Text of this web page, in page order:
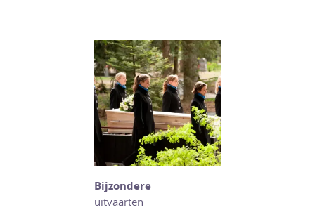
Bijzondere
uitvaarten